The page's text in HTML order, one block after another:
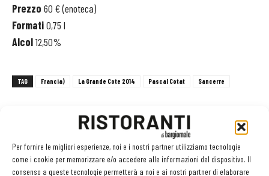
Per fornire le migliori esperienze, noi e i nostri partner utilizziamo tecnologie
come i cookie per memorizzare e/o accedere alle informazioni del dispositivo. Il
consenso a queste tecnologie permetterà a noi e ai nostri partner di elaborare
Prezzo 60 € (enoteca)
Formati0,75 l
Alcol12,50%
TAG Francia) La Grande Cote 2014 Pascal Cotat Sancerre
Facebook Twitter